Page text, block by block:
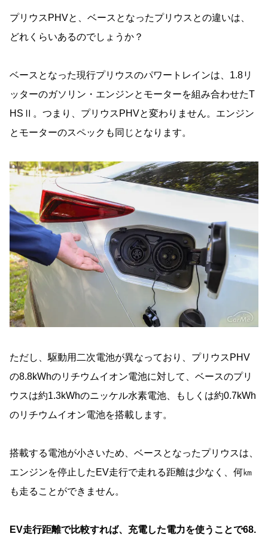
プリウスPHVと、ベースとなったプリウスとの違いは、
どれくらいあるのでしょうか？
ベースとなった現行プリウスのパワートレインは、1.8リ
ッターのガソリン・エンジンとモーターを組み合わせたT
HSⅡ。つまり、プリウスPHVと変わりません。エンジン
とモーターのスペックも同じとなります。
ただし、駆動用二次電池が異なっており、プリウスPHV
の8.8kWhのリチウムイオン電池に対して、ベースのプリ
ウスは約1.3kWhのニッケル水素電池、もしくは約0.7kWh
のリチウムイオン電池を搭載します。
搭載する電池が小さいため、ベースとなったプリウスは、
エンジンを停止したEV走行で走れる距離は少なく、何㎞
も走ることができません。
EV走行距離で比較すれば、充電した電力を使うことで68.